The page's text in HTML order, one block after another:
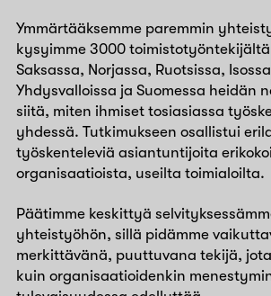
Ymmärtääksemme paremmin
kysyimme 3000 toimistotyöntekijältä
Saksassa, Norjassa, Ruotsissa,
Yhdysvalloissa ja Suomessa heidän
siitä, miten ihmiset tosiasiassa
yhdessä. Tutkimukseen osallistui
työskenteleviä asiantuntijoita
organisaatioista, useilta toimialoilta.
Päätimme keskittyä
yhteistyöhön, sillä pidämme
merkittävänä, puuttuvana tekijä,
kuin organisaatioidenkin